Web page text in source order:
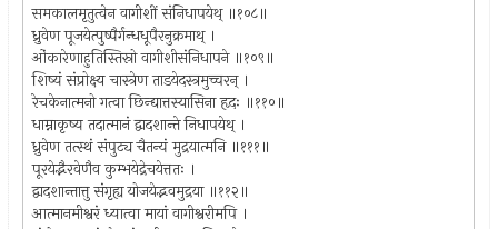
समकालमृतुत्वेन वागीशीं संनिधापयेथ् ॥१०८॥
ध्रुवेण पूजयेत्पुष्पैर्गन्धधूपैरनुक्रमाथ् ।
ओंकारेणाहुतिस्तिस्रो वागीशीसंनिधापने ॥१०९॥
शिष्यं संप्रोक्ष्य चास्त्रेण ताडयेदस्त्रमुच्चरन् ।
रेचकेनात्मनो गत्वा छिन्द्यात्तस्यासिना हृदः ॥११०॥
धाम्नाकृष्य तदात्मानं द्वादशान्ते निधापयेथ् ।
ध्रुवेण तत्स्थं संपुट्य चैतन्यं मुद्रयात्मनि ॥१११॥
पूरयेद्भैरवेणैव कुम्भयेद्रेचयेत्ततः ।
द्वादशान्तात्तु संगृह्य योजयेद्भवमुद्रया ॥११२॥
आत्मानमीश्वरं ध्यात्वा मायां वागीश्वरीमपि ।